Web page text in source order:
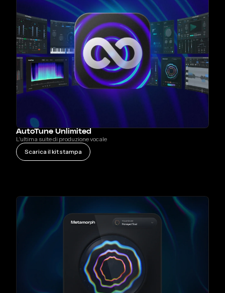
AutoTune Unlimited
L'ultima suite di produzione vocale
Scarica il kit stampa